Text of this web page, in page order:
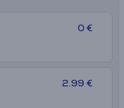
0 €
2.99 €